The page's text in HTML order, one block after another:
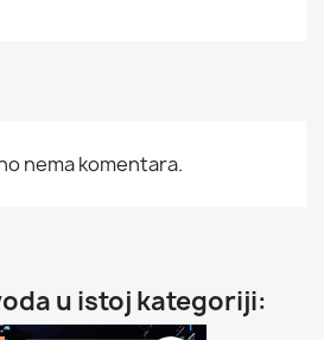
nema komentara.
u istoj kategoriji: